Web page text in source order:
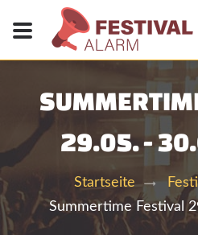
29.05. -
Startseite
Summertime Festival